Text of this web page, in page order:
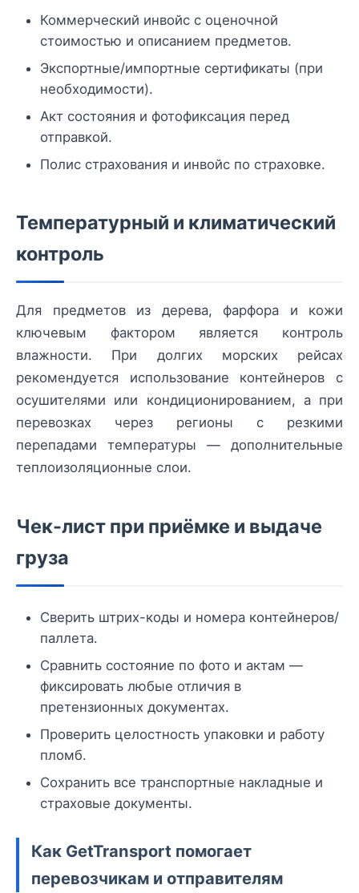
Коммерческий инвойс с оценочной
стоимостью и описанием предметов.
Экспортные/импортные сертификаты (при
необходимости).
Акт состояния и фотофиксация перед
отправкой.
Полис страхования и инвойс по страховке.
Температурный и климатический
контроль
Для предметов из дерева, фарфора и кожи
ключевым фактором является контроль
влажности. При долгих морских рейсах
рекомендуется использование контейнеров с
осушителями или кондиционированием, а при
перевозках через регионы с резкими
перепадами температуры — дополнительные
теплоизоляционные слои.
Чек-лист при приёмке и выдаче
груза
Сверить штрих-коды и номера контейнеров/
паллета.
Сравнить состояние по фото и актам —
фиксировать любые отличия в
претензионных документах.
Проверить целостность упаковки и работу
пломб.
Сохранить все транспортные накладные и
страховые документы.
Как GetTransport помогает
перевозчикам и отправителям